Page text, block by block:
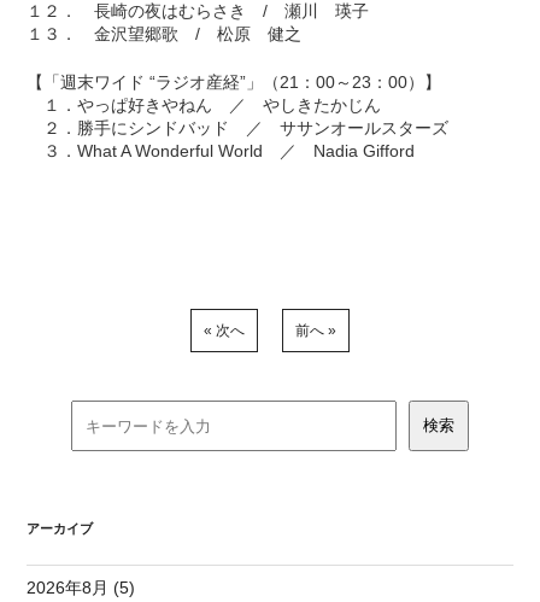
１２． 長崎の夜はむらさき / 瀬川 瑛子
１３． 金沢望郷歌 / 松原 健之
【「週末ワイド “ラジオ産経”」（21：00～23：00）】
１．やっぱ好きやねん ／ やしきたかじん
２．勝手にシンドバッド ／ ササンオールスターズ
３．What A Wonderful World ／ Nadia Gifford
« 次へ 前へ »
アーカイブ
2026年8月 (5)